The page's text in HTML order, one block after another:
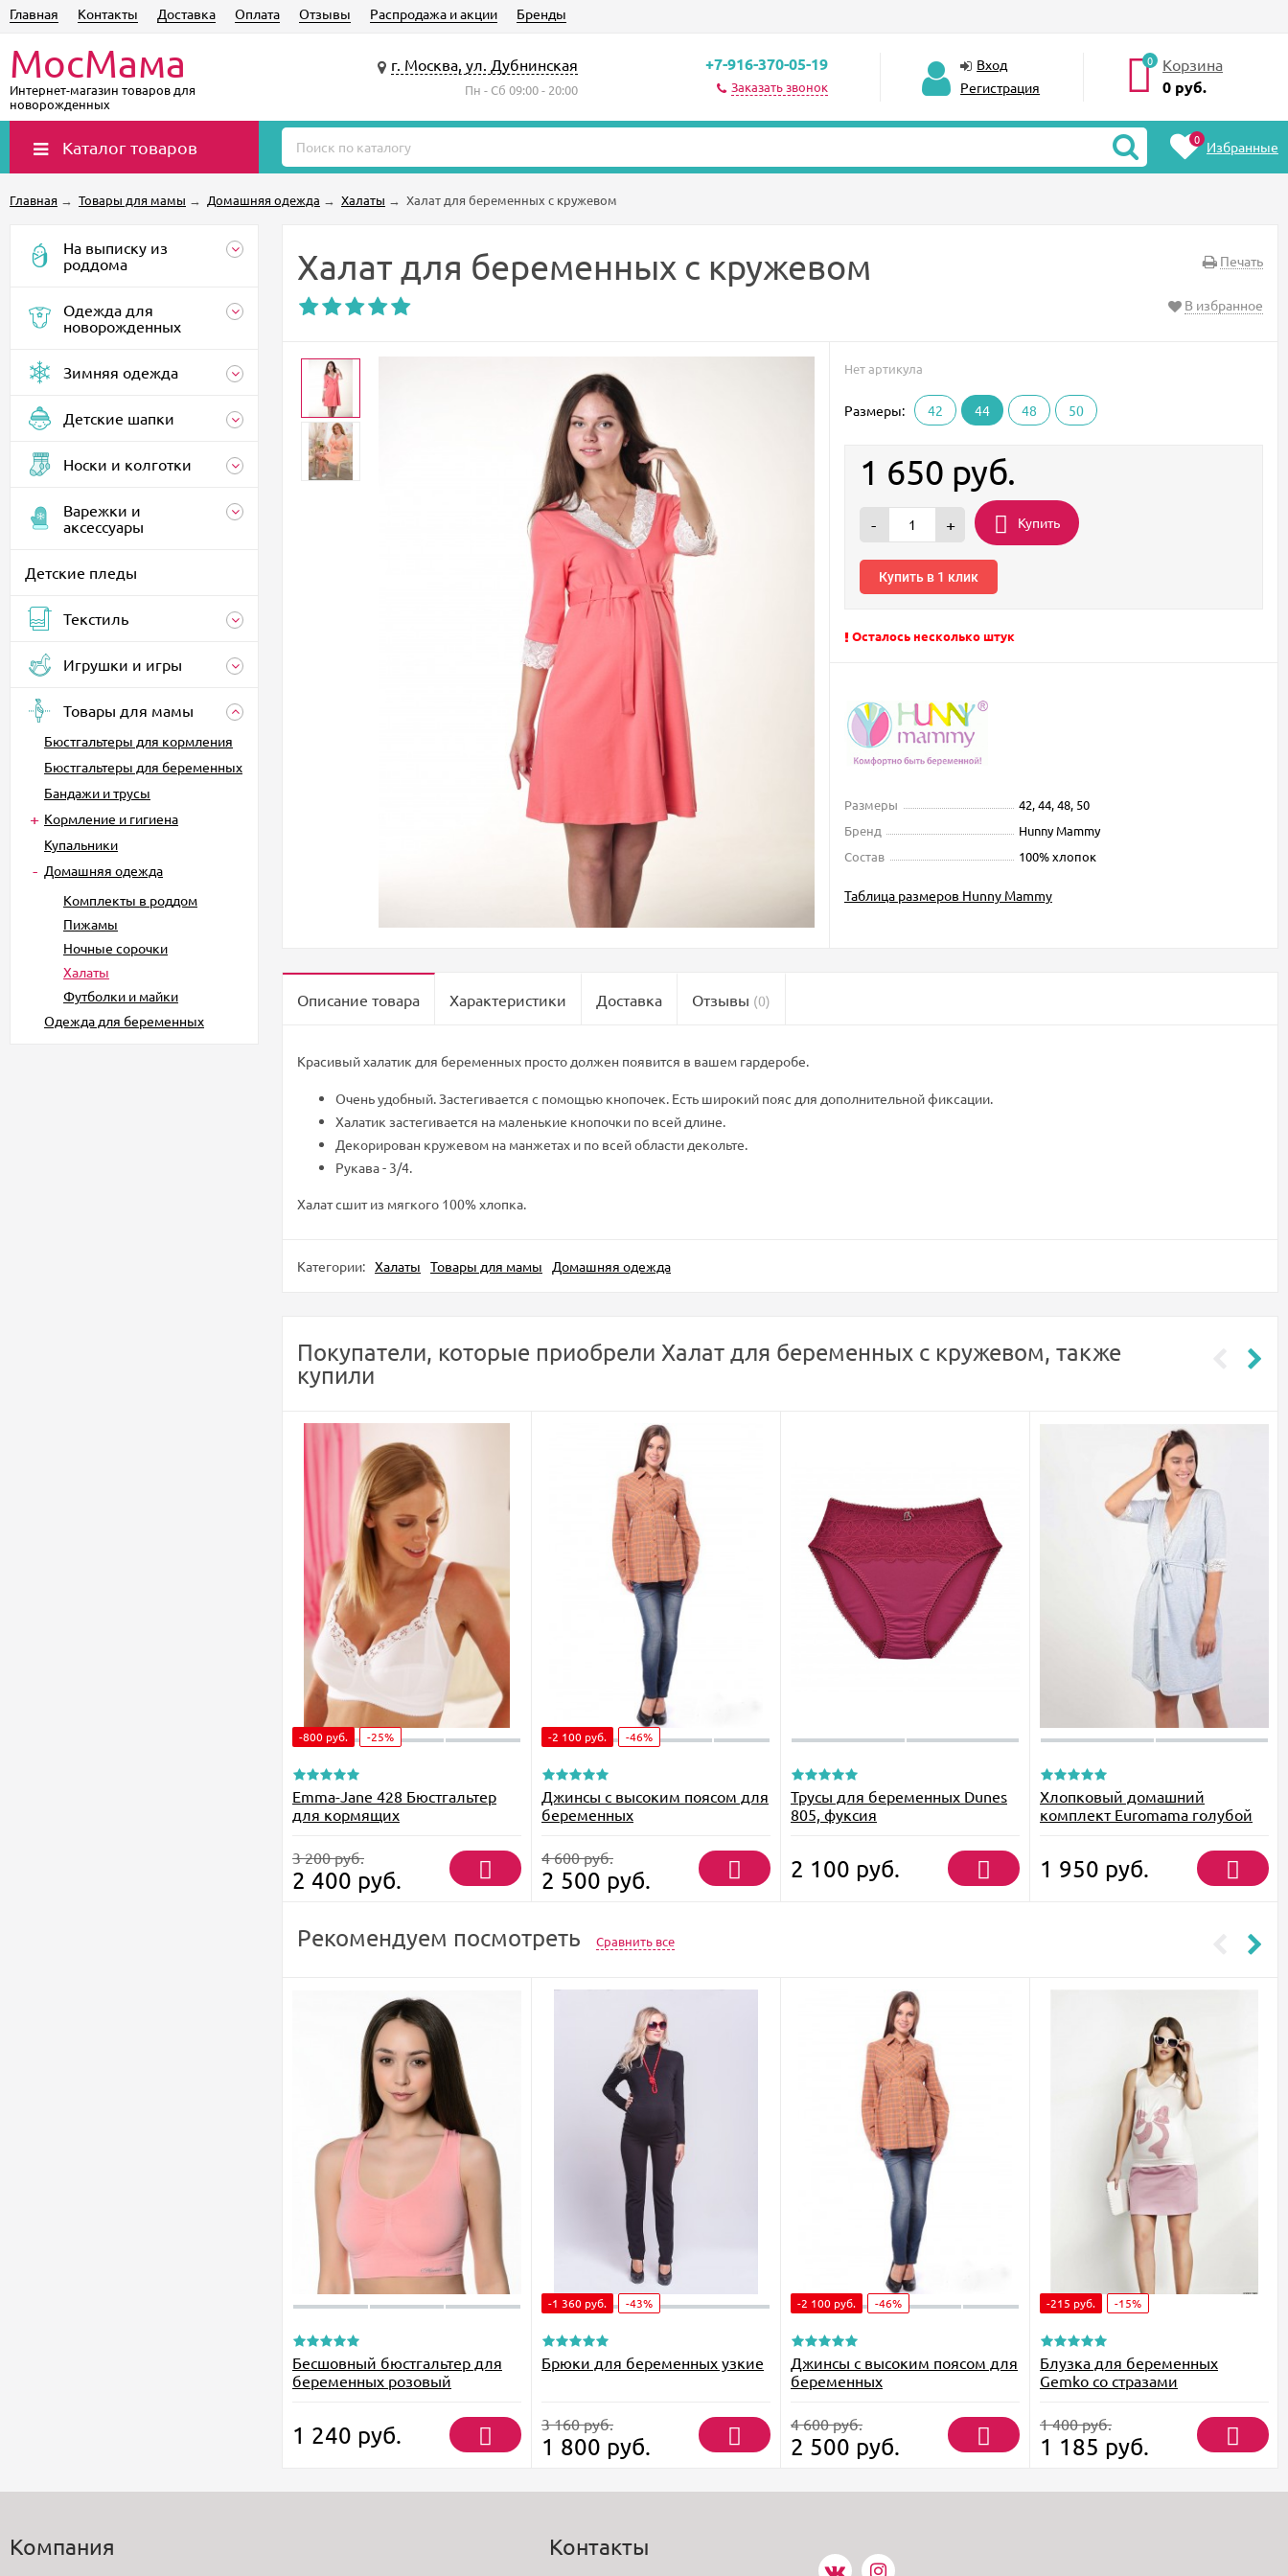
Главная Контакты Доставка Оплата Отзывы Распродажа и акции Бренды
МосМама
Интернет-магазин товаров для
новорожденных
г. Москва, ул. Дубнинская
Пн - Сб 09:00 - 20:00
+7-916-370-05-19
Заказать звонок
Вход
Регистрация
0 Корзина
0 руб.
Каталог товаров 0 Избранные
Главная → Товары для мамы → Домашняя одежда → Халаты → Халат для беременных с кружевом
На выписку из
роддома
Одежда для
новорожденных
Зимняя одежда
Детские шапки
Носки и колготки
Варежки и
аксессуары
Детские пледы
Текстиль
Игрушки и игры
Товары для мамы
Бюстгальтеры для кормления
Бюстгальтеры для беременных
Бандажи и трусы
Кормление и гигиена
Купальники
Домашняя одежда
Комплекты в роддом
Пижамы
Ночные сорочки
Халаты
Футболки и майки
Одежда для беременных
Печать
Халат для беременных с кружевом
В избранное
Нет артикула
Размеры: 42 44 48 50
1 650 руб.
- + Купить
Купить в 1 клик
Осталось несколько штук
Размеры
42, 44, 48, 50
Бренд
Hunny Mammy
Состав
100% хлопок
Таблица размеров Hunny Mammy
Описание товара Характеристики Доставка Отзывы (0)
Красивый халатик для беременных просто должен появится в вашем гардеробе.
Очень удобный. Застегивается с помощью кнопочек. Есть широкий пояс для дополнительной фиксации.
Халатик застегивается на маленькие кнопочки по всей длине.
Декорирован кружевом на манжетах и по всей области декольте.
Рукава - 3/4.
Халат сшит из мягкого 100% хлопка.
Категории: Халаты Товары для мамы Домашняя одежда
Покупатели, которые приобрели Халат для беременных с кружевом, также
купили
-800 руб. -25%
Emma-Jane 428 Бюстгальтер
для кормящих
3 200руб.
2 400 руб.
-2 100 руб. -46%
Джинсы с высоким поясом для
беременных
4 600руб.
2 500 руб.
Трусы для беременных Dunes
805, фуксия
2 100 руб.
Хлопковый домашний
комплект Euromama голубой
1 950 руб.
Рекомендуем посмотреть Сравнить все
Бесшовный бюстгальтер для
беременных розовый
1 240 руб.
-1 360 руб. -43%
Брюки для беременных узкие
3 160руб.
1 800 руб.
-2 100 руб. -46%
Джинсы с высоким поясом для
беременных
4 600руб.
2 500 руб.
-215 руб. -15%
Блузка для беременных
Gemko со стразами
1 400руб.
1 185 руб.
Компания Контакты